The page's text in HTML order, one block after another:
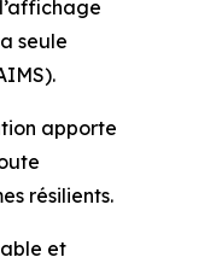
seule
apporte
résilients.
et